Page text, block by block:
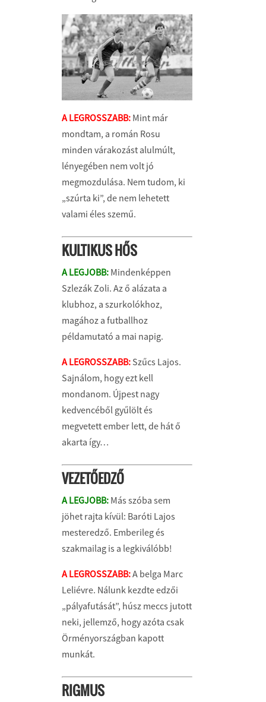
A LEGROSSZABB: Mint már
mondtam, a román Rosu
minden várakozást alulmúlt,
lényegében nem volt jó
megmozdulása. Nem tudom, ki
„szúrta ki”, de nem lehetett
valami éles szemű.
KULTIKUS HŐS
A LEGJOBB: Mindenképpen
Szlezák Zoli. Az ő alázata a
klubhoz, a szurkolókhoz,
magához a futballhoz
példamutató a mai napig.
A LEGROSSZABB: Szűcs Lajos.
Sajnálom, hogy ezt kell
mondanom. Újpest nagy
kedvencéből gyűlölt és
megvetett ember lett, de hát ő
akarta így…
VEZETŐEDZŐ
A LEGJOBB: Más szóba sem
jöhet rajta kívül: Baróti Lajos
mesteredző. Emberileg és
szakmailag is a legkiválóbb!
A LEGROSSZABB:A belga Marc
Leliévre. Nálunk kezdte edzői
„pályafutását”, húsz meccs jutott
neki, jellemző, hogy azóta csak
Örményországban kapott
munkát.
RIGMUS